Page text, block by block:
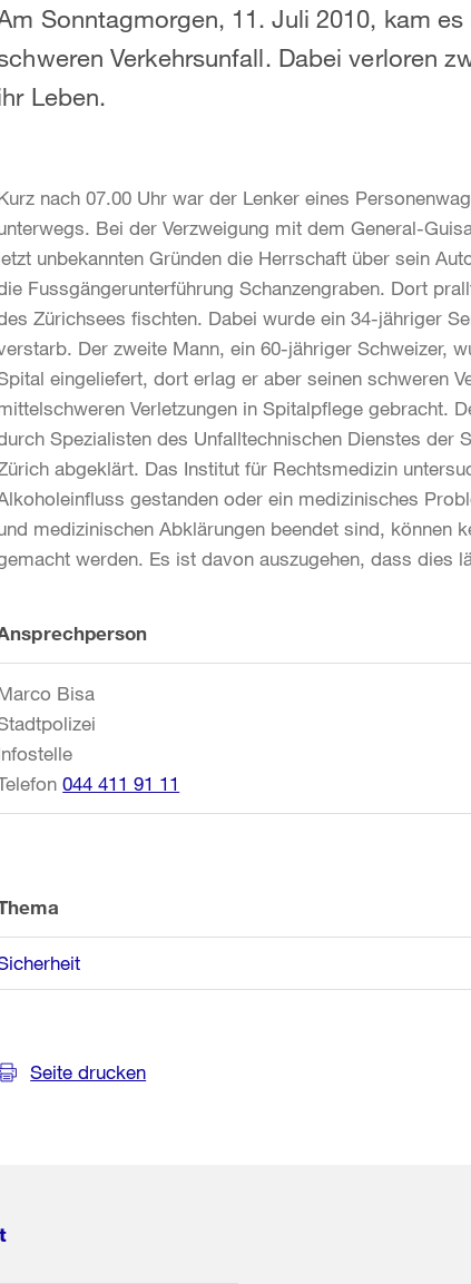
Sonntagmorgen, 11. Juli 2010, kam
Verkehrsunfall. Dabei verloren
Leben.
nach 07.00 Uhr war der Lenker eines
Bei der Verzweigung mit dem General-
unbekannten Gründen die Herrschaft über sein
Fussgängerunterführung Schanzengraben. Dort
Zürichsees fischten. Dabei wurde ein 34-jähriger
Der zweite Mann, ein 60-jähriger Schweizer,
eingeliefert, dort erlag er aber seinen schweren
Verletzungen in Spitalpflege gebracht.
Spezialisten des Unfalltechnischen Dienstes der
abgeklärt. Das Institut für Rechtsmedizin
gestanden oder ein medizinisches
medizinischen Abklärungen beendet sind, können
werden. Es ist davon auszugehen, dass dies
Bisa
044 411 91 11
Seite drucken